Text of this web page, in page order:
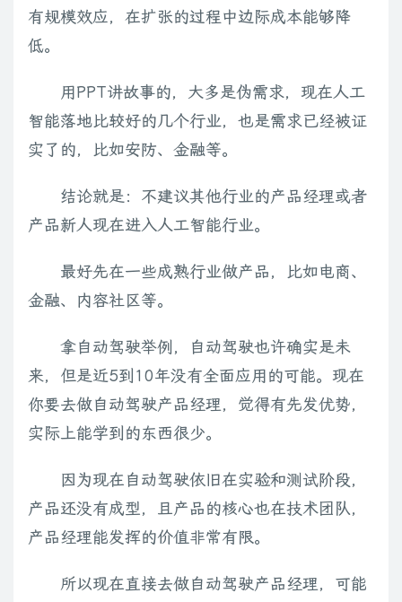
有规模效应，在扩张的过程中边际成本能够降
低。
用PPT讲故事的，大多是伪需求，现在人工
智能落地比较好的几个行业，也是需求已经被证
实了的，比如安防、金融等。
结论就是：不建议其他行业的产品经理或者
产品新人现在进入人工智能行业。
最好先在一些成熟行业做产品，比如电商、
金融、内容社区等。
拿自动驾驶举例，自动驾驶也许确实是未
来，但是近5到10年没有全面应用的可能。现在
你要去做自动驾驶产品经理，觉得有先发优势，
实际上能学到的东西很少。
因为现在自动驾驶依旧在实验和测试阶段，
产品还没有成型，且产品的核心也在技术团队，
产品经理能发挥的价值非常有限。
所以现在直接去做自动驾驶产品经理，可能